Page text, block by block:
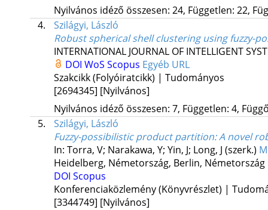
Nyilvános idéző összesen: 24, Független: 22,
4.
Szilágyi, László
Robust spherical shell clustering using fuzzy-
INTERNATIONAL JOURNAL OF INTELLIGENT
DOI WoS Scopus Egyéb URL
Szakcikk (Folyóiratcikk) | Tudományos
[2694345] [Nyilvános]
Nyilvános idéző összesen: 7, Független: 4,
5.
Szilágyi, László
Fuzzy-possibilistic product partition: A novel
In: Torra, V; Narakawa, Y; Yin, J; Long, J (szerk.)
Heidelberg, Németország, Berlin,
DOI Scopus
Konferenciaközlemény (Könyvrészlet) |
[3344749] [Nyilvános]